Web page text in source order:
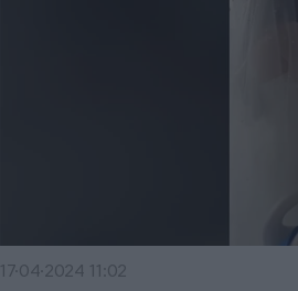
17·04·2024 11:02